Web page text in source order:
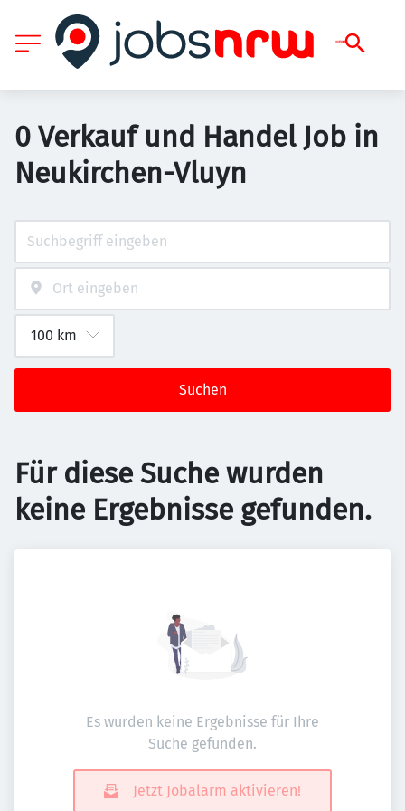
0 Verkauf und Handel Job in
Neukirchen-Vluyn
Suchen
Für diese Suche wurden
keine Ergebnisse gefunden.
Es wurden keine Ergebnisse für Ihre
Suche gefunden.
Jetzt Jobalarm aktivieren!